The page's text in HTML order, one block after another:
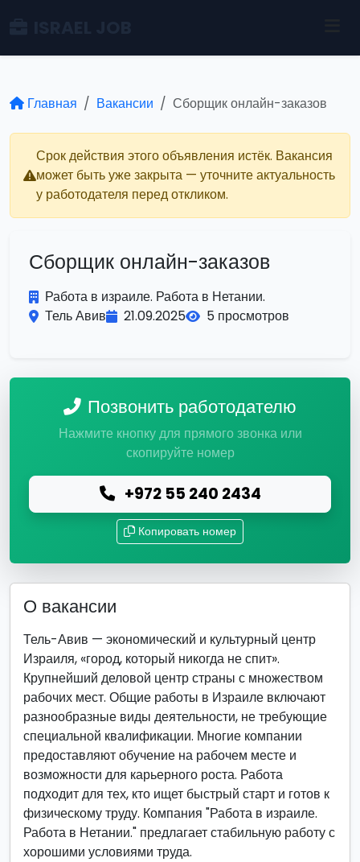
Главная Вакансии Сборщик онлайн-заказов
Срок действия этого объявления истёк. Вакансия
может быть уже закрыта — уточните актуальность
у работодателя перед откликом.
Сборщик онлайн-заказов
Работа в израиле. Работа в Нетании.
Тель Авив
21.09.2025 5 просмотров
Позвонить работодателю
Нажмите кнопку для прямого звонка или
скопируйте номер
+972 55 240 2434
Копировать номер
О вакансии
Тель-Авив — экономический и культурный центр
Израиля, «город, который никогда не спит».
Крупнейший деловой центр страны с множеством
рабочих мест. Общие работы в Израиле включают
разнообразные виды деятельности, не требующие
специальной квалификации. Многие компании
предоставляют обучение на рабочем месте и
возможности для карьерного роста. Работа
подходит для тех, кто ищет быстрый старт и готов к
физическому труду. Компания "Работа в израиле.
Работа в Нетании." предлагает стабильную работу с
хорошими условиями труда.